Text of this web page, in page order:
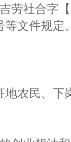
劳社合字
等文件规定
农民、